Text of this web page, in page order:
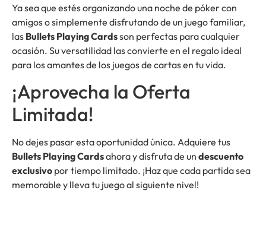
Ya sea que estés organizando una noche de póker con
amigos o simplemente disfrutando de un juego familiar,
las Bullets Playing Cardsson perfectas para cualquier
ocasión. Su versatilidad las convierte en el regalo ideal
para los amantes de los juegos de cartas en tu vida.
¡Aprovecha la Oferta
Limitada!
No dejes pasar esta oportunidad única. Adquiere tus
Bullets Playing Cardsahora y disfruta de un descuento
exclusivo por tiempo limitado. ¡Haz que cada partida sea
memorable y lleva tu juego al siguiente nivel!